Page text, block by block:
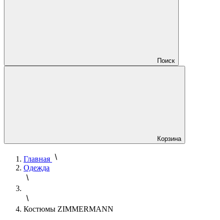
Поиск
Корзина
Главная
Одежда
Костюмы ZIMMERMANN